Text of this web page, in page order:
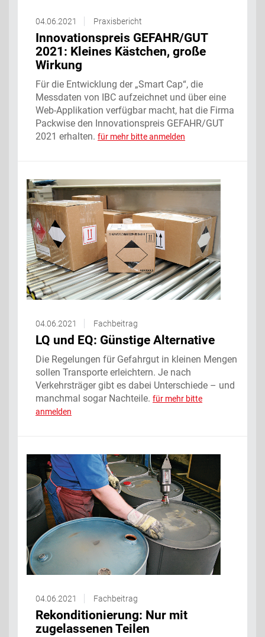
04.06.2021 Praxisbericht
Innovationspreis GEFAHR/GUT
2021: Kleines Kästchen, große
Wirkung
Für die Entwicklung der „Smart Cap“, die
Messdaten von IBC aufzeichnet und über eine
Web-Applikation verfügbar macht, hat die Firma
Packwise den Innovationspreis GEFAHR/GUT
2021 erhalten. für mehr bitte anmelden
04.06.2021 Fachbeitrag
LQ und EQ: Günstige Alternative
Die Regelungen für Gefahrgut in kleinen Mengen
sollen Transporte erleichtern. Je nach
Verkehrsträger gibt es dabei Unterschiede – und
manchmal sogar Nachteile. für mehr bitte
anmelden
04.06.2021 Fachbeitrag
Rekonditionierung: Nur mit
zugelassenen Teilen